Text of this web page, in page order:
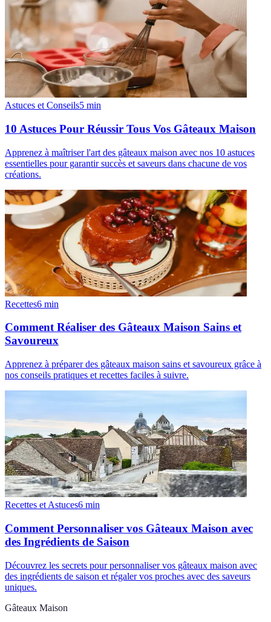
Astuces et Conseils5 min
10 Astuces Pour Réussir Tous Vos Gâteaux Maison
Apprenez à maîtriser l'art des gâteaux maison avec nos 10 astuces
essentielles pour garantir succès et saveurs dans chacune de vos
créations.
Recettes6 min
Comment Réaliser des Gâteaux Maison Sains et
Savoureux
Apprenez à préparer des gâteaux maison sains et savoureux grâce à
nos conseils pratiques et recettes faciles à suivre.
Recettes et Astuces6 min
Comment Personnaliser vos Gâteaux Maison avec
des Ingrédients de Saison
Découvrez les secrets pour personnaliser vos gâteaux maison avec
des ingrédients de saison et régaler vos proches avec des saveurs
uniques.
Gâteaux Maison